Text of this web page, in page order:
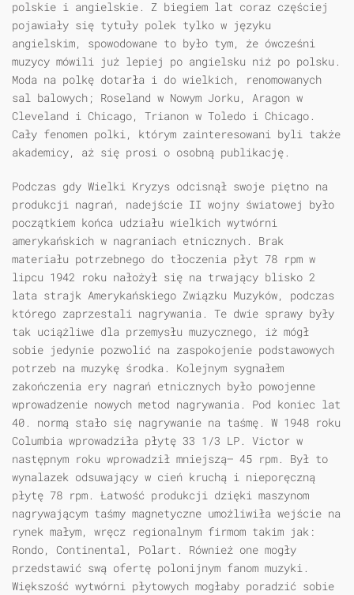
polskie i angielskie. Z biegiem lat coraz częściej
pojawiały się tytuły polek tylko w języku
angielskim, spowodowane to było tym, że ówcześni
muzycy mówili już lepiej po angielsku niż po polsku.
Moda na polkę dotarła i do wielkich, renomowanych
sal balowych; Roseland w Nowym Jorku, Aragon w
Cleveland i Chicago, Trianon w Toledo i Chicago.
Cały fenomen polki, którym zainteresowani byli także
akademicy, aż się prosi o osobną publikację.
Podczas gdy Wielki Kryzys odcisnął swoje piętno na
produkcji nagrań, nadejście II wojny światowej było
początkiem końca udziału wielkich wytwórni
amerykańskich w nagraniach etnicznych. Brak
materiału potrzebnego do tłoczenia płyt 78 rpm w
lipcu 1942 roku nałożył się na trwający blisko 2
lata strajk Amerykańskiego Związku Muzyków, podczas
którego zaprzestali nagrywania. Te dwie sprawy były
tak uciążliwe dla przemysłu muzycznego, iż mógł
sobie jedynie pozwolić na zaspokojenie podstawowych
potrzeb na muzykę środka. Kolejnym sygnałem
zakończenia ery nagrań etnicznych było powojenne
wprowadzenie nowych metod nagrywania. Pod koniec lat
40. normą stało się nagrywanie na taśmę. W 1948 roku
Columbia wprowadziła płytę 33 1/3 LP. Victor w
następnym roku wprowadził mniejszą— 45 rpm. Był to
wynalazek odsuwający w cień kruchą i nieporęczną
płytę 78 rpm. Łatwość produkcji dzięki maszynom
nagrywającym taśmy magnetyczne umożliwiła wejście na
rynek małym, wręcz regionalnym firmom takim jak:
Rondo, Continental, Polart. Również one mogły
przedstawić swą ofertę polonijnym fanom muzyki.
Większość wytwórni płytowych mogłaby poradzić sobie